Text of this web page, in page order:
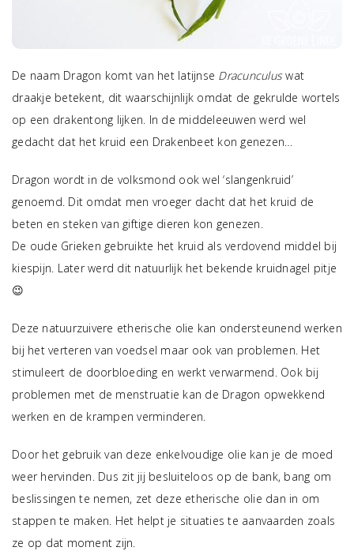
De naam Dragon komt van het latijnse Dracunculuswat
draakje betekent, dit waarschijnlijk omdat de gekrulde wortels
op een drakentong lijken. In de middeleeuwen werd wel
gedacht dat het kruid een Drakenbeet kon genezen…
Dragon wordt in de volksmond ook wel ‘slangenkruid’
genoemd. Dit omdat men vroeger dacht dat het kruid de
beten en steken van giftige dieren kon genezen.
De oude Grieken gebruikte het kruid als verdovend middel bij
kiespijn. Later werd dit natuurlijk het bekende kruidnagel pitje
😉
Deze natuurzuivere etherische olie kan ondersteunend werken
bij het verteren van voedsel maar ook van problemen. Het
stimuleert de doorbloeding en werkt verwarmend. Ook bij
problemen met de menstruatie kan de Dragon opwekkend
werken en de krampen verminderen.
Door het gebruik van deze enkelvoudige olie kan je de moed
weer hervinden. Dus zit jij besluiteloos op de bank, bang om
beslissingen te nemen, zet deze etherische olie dan in om
stappen te maken. Het helpt je situaties te aanvaarden zoals
ze op dat moment zijn.